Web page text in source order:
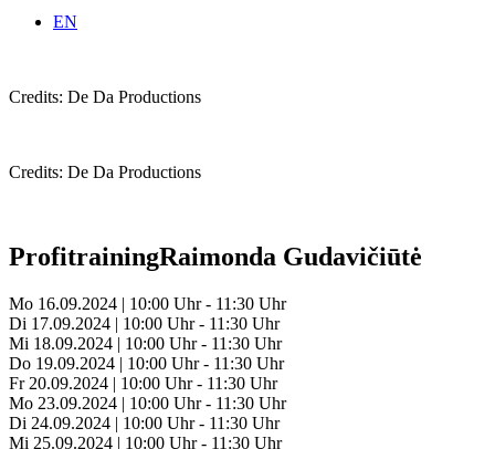
EN
Credits: De Da Productions
Credits: De Da Productions
ProfitrainingRaimonda Gudavičiūtė
Mo 16.09.2024 | 10:00 Uhr - 11:30 Uhr
Di 17.09.2024 | 10:00 Uhr - 11:30 Uhr
Mi 18.09.2024 | 10:00 Uhr - 11:30 Uhr
Do 19.09.2024 | 10:00 Uhr - 11:30 Uhr
Fr 20.09.2024 | 10:00 Uhr - 11:30 Uhr
Mo 23.09.2024 | 10:00 Uhr - 11:30 Uhr
Di 24.09.2024 | 10:00 Uhr - 11:30 Uhr
Mi 25.09.2024 | 10:00 Uhr - 11:30 Uhr